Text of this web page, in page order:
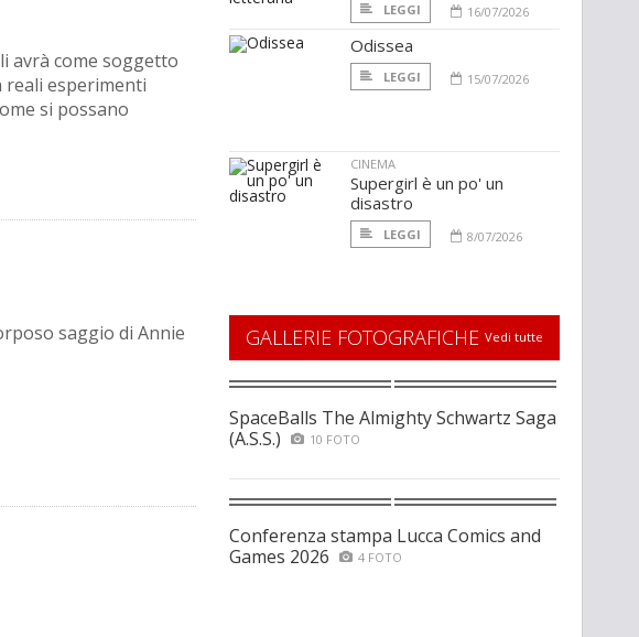
avrà come soggetto
esperimenti
si possano
saggio di Annie
LEGGI 16/07/2026
Odissea
LEGGI 15/07/2026
CINEMA
Supergirl è un po' un
disastro
LEGGI 8/07/2026
GALLERIE FOTOGRAFICHE Vedi tutte
SpaceBalls The Almighty Schwartz Saga
(A.S.S.)
10 FOTO
Conferenza stampa Lucca Comics and
Games 2026
4 FOTO